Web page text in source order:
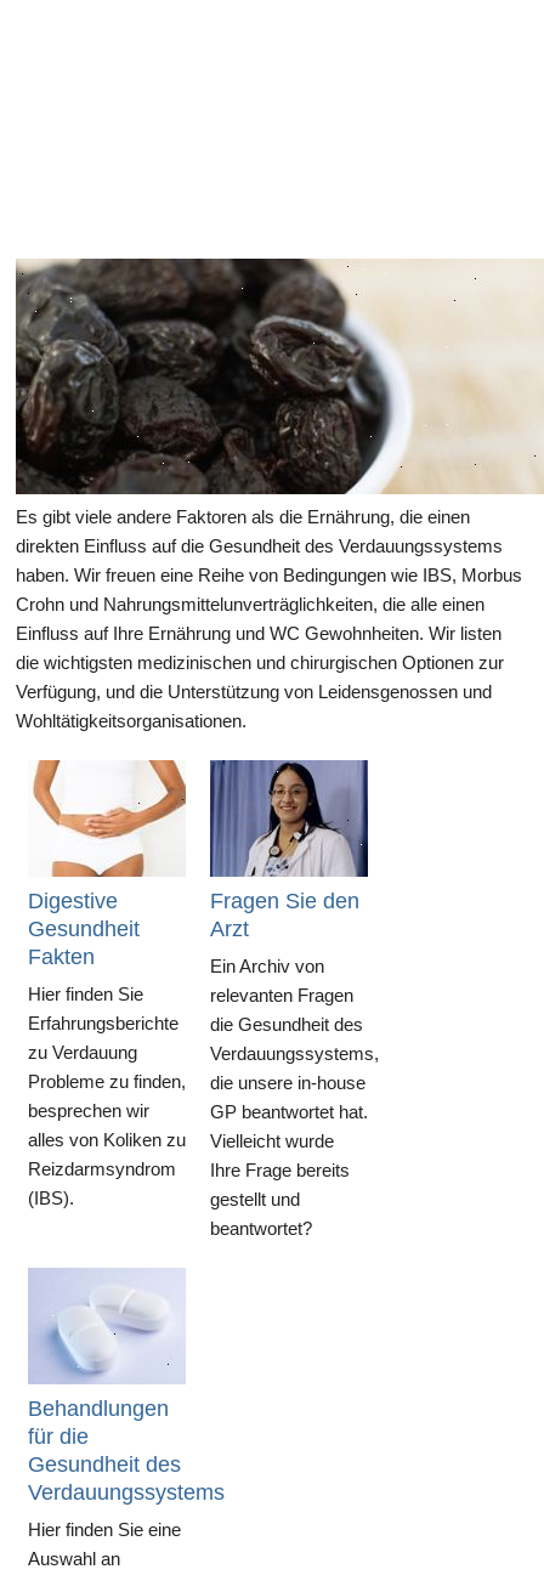
Es gibt viele andere Faktoren als die Ernährung, die einen
direkten Einfluss auf die Gesundheit des Verdauungssystems
haben. Wir freuen eine Reihe von Bedingungen wie IBS, Morbus
Crohn und Nahrungsmittelunverträglichkeiten, die alle einen
Einfluss auf Ihre Ernährung und WC Gewohnheiten. Wir listen
die wichtigsten medizinischen und chirurgischen Optionen zur
Verfügung, und die Unterstützung von Leidensgenossen und
Wohltätigkeitsorganisationen.
Digestive
Gesundheit
Fakten
Hier finden Sie
Erfahrungsberichte
zu Verdauung
Probleme zu finden,
besprechen wir
alles von Koliken zu
Reizdarmsyndrom
(IBS).
Fragen Sie den
Arzt
Ein Archiv von
relevanten Fragen
die Gesundheit des
Verdauungssystems,
die unsere in-house
GP beantwortet hat.
Vielleicht wurde
Ihre Frage bereits
gestellt und
beantwortet?
Behandlungen
für die
Gesundheit des
Verdauungssystems
Hier finden Sie eine
Auswahl an